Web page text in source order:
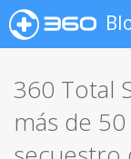
360 Total
más de